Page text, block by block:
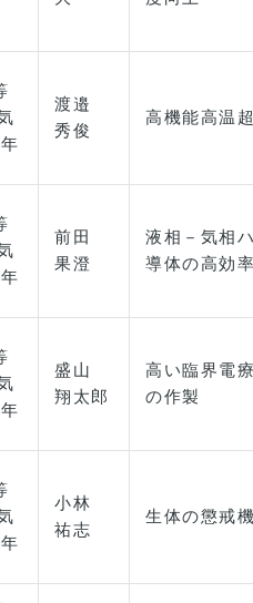
渡邉
秀俊
高機能高温
前田
果澄
液相－気相
導体の高効
盛山
翔太郎
高い臨界電
の作製
小林
祐志
生体の懲戒